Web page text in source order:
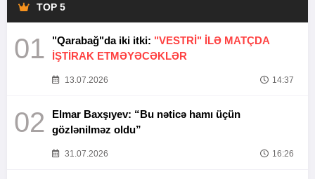
TOP 5
01 "Qarabağ"da iki itki: "VESTRİ" İLƏ MATÇDA
İŞTİRAK ETMƏYƏCƏKLƏR
13.07.2026 14:37
02
Elmar Baxşıyev: “Bu nəticə hamı üçün
gözlənilməz oldu”
31.07.2026 16:26